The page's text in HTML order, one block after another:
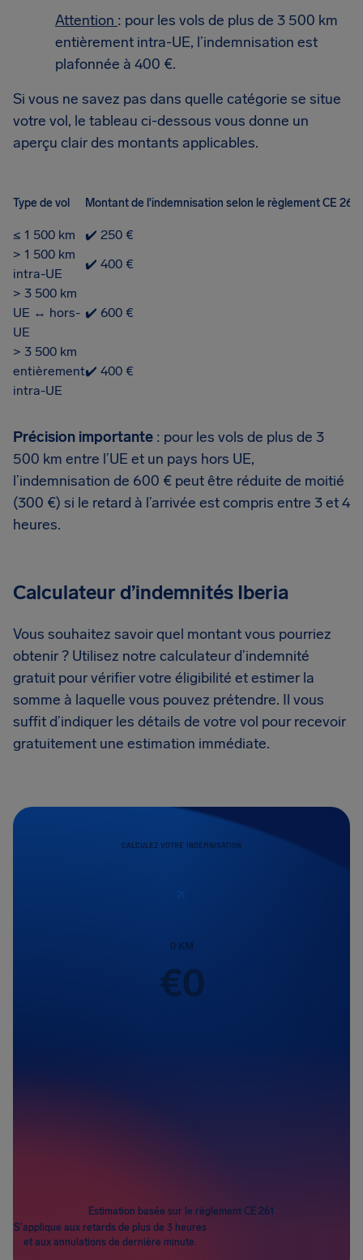
Attention : pour les vols de plus de 3 500 km
entièrement intra-UE, l’indemnisation est
plafonnée à 400 €.
Si vous ne savez pas dans quelle catégorie se situe
votre vol, le tableau ci-dessous vous donne un
aperçu clair des montants applicables.
Type de vol Montant de l'indemnisation selon le règlement CE
≤ 1 500 km
✔️ 250 €
> 1 500 km
intra-UE
✔️ 400 €
> 3 500 km
UE ↔ hors-
UE
✔️ 600 €
> 3 500 km
entièrement
intra-UE
✔️ 400 €
Précision importante : pour les vols de plus de 3
500 km entre l’UE et un pays hors UE,
l’indemnisation de 600 € peut être réduite de moitié
(300 €) si le retard à l’arrivée est compris entre 3 et 4
heures.
Calculateur d’indemnités Iberia
Vous souhaitez savoir quel montant vous pourriez
obtenir ? Utilisez notre calculateur d’indemnité
gratuit pour vérifier votre éligibilité et estimer la
somme à laquelle vous pouvez prétendre. Il vous
suffit d’indiquer les détails de votre vol pour recevoir
gratuitement une estimation immédiate.
CALCULEZ VOTRE INDEMNISATION
0KM
€0
Estimation basée sur le règlement CE 261
S’applique aux retards de plus de 3 heures
et aux annulations de dernière minute.